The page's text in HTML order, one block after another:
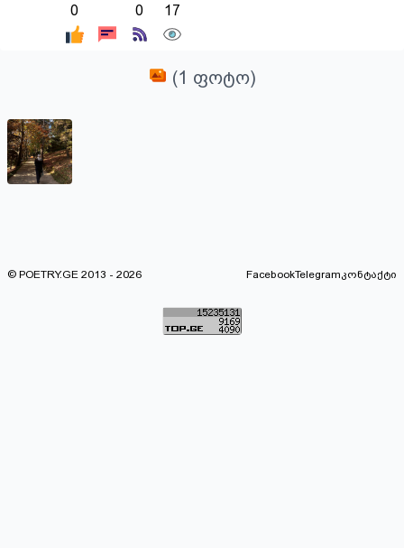
0
0 17
(1 ფოტო)
© POETRY.GE 2013 - 2026 FacebookTelegramკონტაქტი